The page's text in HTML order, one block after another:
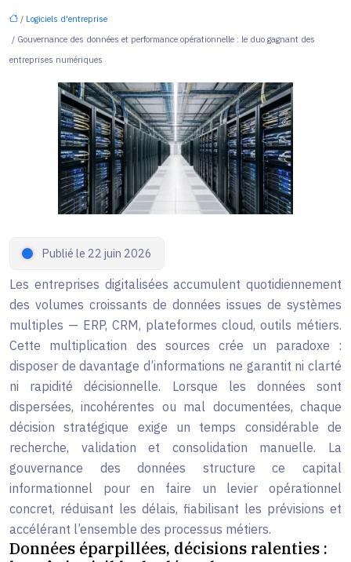
/ Logiciels d'entreprise
/ Gouvernance des données et performance opérationnelle : le duo gagnant des
entreprises numériques
Publié le 22 juin 2026
Les entreprises digitalisées accumulent quotidiennement
des volumes croissants de données issues de systèmes
multiples — ERP, CRM, plateformes cloud, outils métiers.
Cette multiplication des sources crée un paradoxe :
disposer de davantage d’informations ne garantit ni clarté
ni rapidité décisionnelle. Lorsque les données sont
dispersées, incohérentes ou mal documentées, chaque
décision stratégique exige un temps considérable de
recherche, validation et consolidation manuelle. La
gouvernance des données structure ce capital
informationnel pour en faire un levier opérationnel
concret, réduisant les délais, fiabilisant les prévisions et
accélérant l’ensemble des processus métiers.
Données éparpillées, décisions ralenties :